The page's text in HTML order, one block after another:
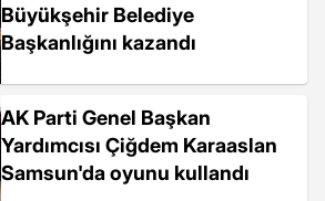
Büyükşehir Belediye
Başkanlığını kazandı
AK Parti Genel Başkan
Yardımcısı Çiğdem Karaaslan
Samsun'da oyunu kullandı